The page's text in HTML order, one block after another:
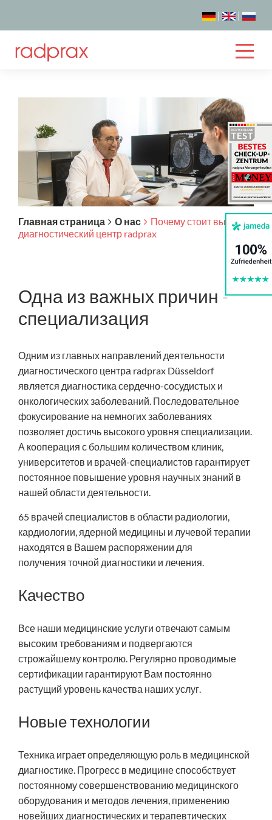
| |
Главная страница О нас
Почему стоит выбрать
диагностический центр radprax
Одна из важных причин -
специализация
Одним из главных направлений деятельности
диагностического центра radprax Düsseldorf
является диагностика сердечно-сосудистых и
онкологических заболеваний. Последовательное
фокусирование на немногих заболеваниях
позволяет достичь высокого уровня специализации.
А кооперация с большим количеством клиник,
университетов и врачей-специалистов гарантирует
постоянное повышение уровня научных знаний в
нашей области деятельности.
65 врачей специалистов в области радиологии,
кардиологии, ядерной медицины и лучевой терапии
находятся в Вашем распоряжении для
получения точной диагностики и лечения.
Качество
Все наши медицинские услуги отвечают самым
высоким требованиям и подвергаются
строжайшему контролю. Регулярно проводимые
сертификации гарантируют Вам постоянно
растущий уровень качества наших услуг.
Новые технологии
Техника играет определяющую роль в медицинской
диагностике. Прогресс в медицине способствует
постоянному совершенствованию медицинского
оборудования и методов лечения, применению
новейших диагностических и терапевтических